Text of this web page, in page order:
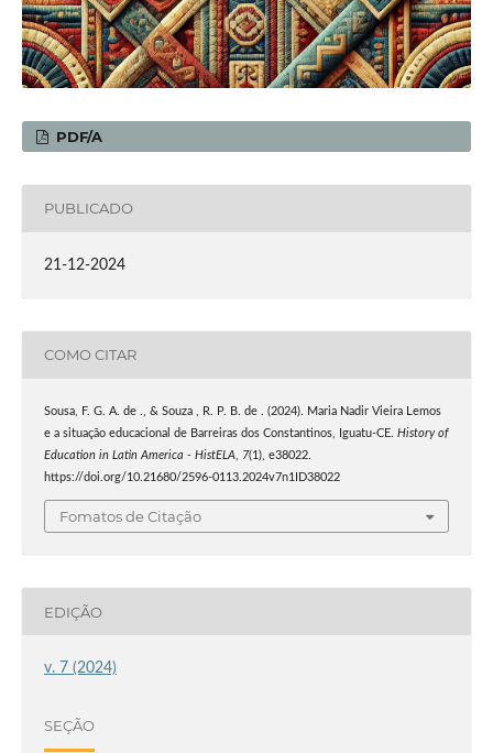
PDF/A
PUBLICADO
21-12-2024
COMO CITAR
Sousa, F. G. A. de ., & Souza , R. P. B. de . (2024). Maria Nadir Vieira Lemos
e a situação educacional de Barreiras dos Constantinos, Iguatu-CE. History of
Education in Latin America - HistELA, 7(1), e38022.
https://doi.org/10.21680/2596-0113.2024v7n1ID38022
Fomatos de Citação
EDIÇÃO
v. 7 (2024)
SEÇÃO